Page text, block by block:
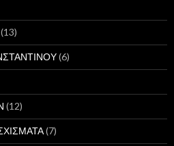
(13)
(6)
(12)
(7)